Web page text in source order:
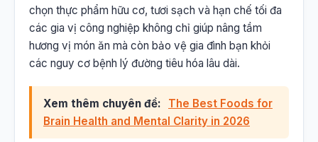
chọn thực phẩm hữu cơ, tươi sạch và hạn chế tối đa
các gia vị công nghiệp không chỉ giúp nâng tầm
hương vị món ăn mà còn bảo vệ gia đình bạn khỏi
các nguy cơ bệnh lý đường tiêu hóa lâu dài.
Xem thêm chuyên đề:
The Best Foods for
Brain Health and Mental Clarity in 2026